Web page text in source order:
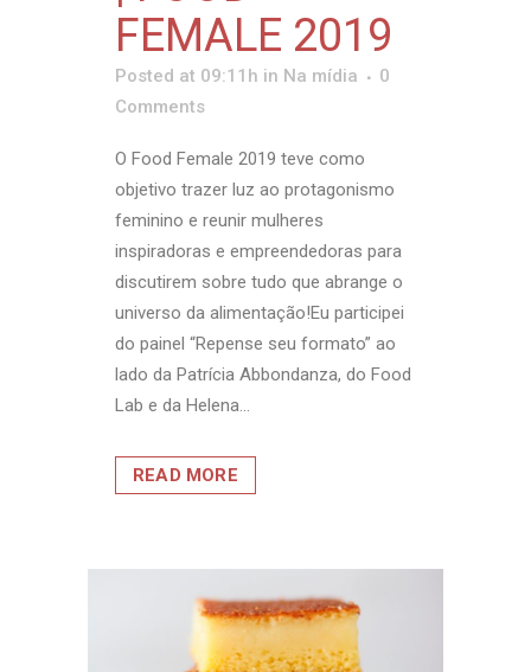
FEMALE 2019
Posted at 09:11h in Na mídia
0
Comments
O Food Female 2019 teve como
objetivo trazer luz ao protagonismo
feminino e reunir mulheres
inspiradoras e empreendedoras para
discutirem sobre tudo que abrange o
universo da alimentação!Eu participei
do painel “Repense seu formato” ao
lado da Patrícia Abbondanza, do Food
Lab e da Helena...
READ MORE